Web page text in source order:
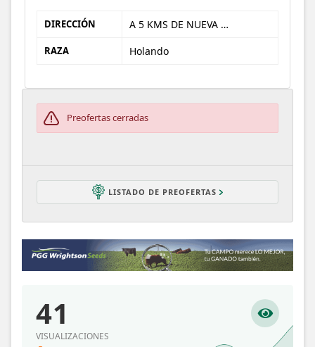
DIRECCIÓN A 5 KMS DE NUEVA HELVECIA
RAZA Holando
Preofertas cerradas
LISTADO DE PREOFERTAS
41
VISUALIZACIONES